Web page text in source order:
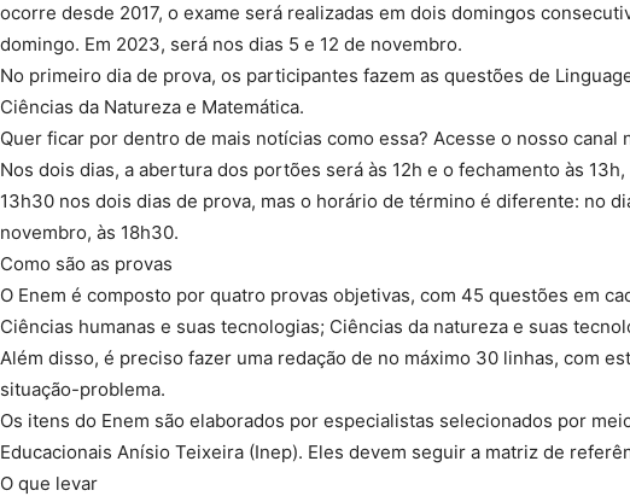
ocorre desde 2017, o exame será realizadas em dois domingos
domingo. Em 2023, será nos dias 5 e 12 de novembro.
No primeiro dia de prova, os participantes fazem as questões de
Ciências da Natureza e Matemática.
Quer ficar por dentro de mais notícias como essa? Acesse o nosso canal
Nos dois dias, a abertura dos portões será às 12h e o fechamento às
13h30 nos dois dias de prova, mas o horário de término é diferente: no
novembro, às 18h30.
Como são as provas
O Enem é composto por quatro provas objetivas, com 45 questões em
Ciências humanas e suas tecnologias; Ciências da natureza e suas
Além disso, é preciso fazer uma redação de no máximo 30 linhas, com
situação-problema.
Os itens do Enem são elaborados por especialistas selecionados por
Educacionais Anísio Teixeira (Inep). Eles devem seguir a matriz de
O que levar